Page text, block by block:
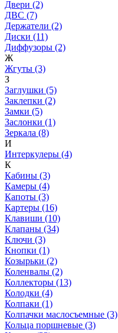
Двери (2)
ДВС (7)
Держатели (2)
Диски (11)
Диффузоры (2)
Ж
Жгуты (3)
З
Заглушки (5)
Заклепки (2)
Замки (5)
Заслонки (1)
Зеркала (8)
И
Интеркулеры (4)
К
Кабины (3)
Камеры (4)
Капоты (3)
Картеры (16)
Клавиши (10)
Клапаны (34)
Ключи (3)
Кнопки (1)
Козырьки (2)
Коленвалы (2)
Коллекторы (13)
Колодки (4)
Колпаки (1)
Колпачки маслосъемные (3)
Кольца поршневые (3)